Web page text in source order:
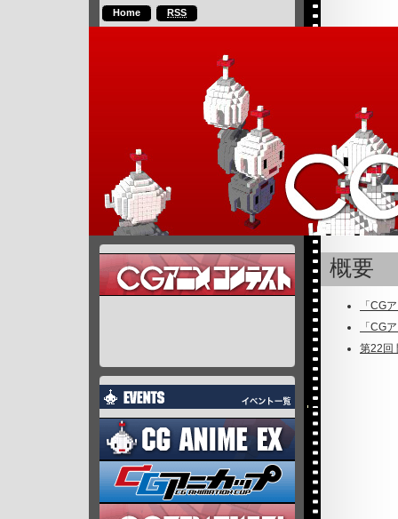
Home RSS
概要
「CG
「CG
第22回